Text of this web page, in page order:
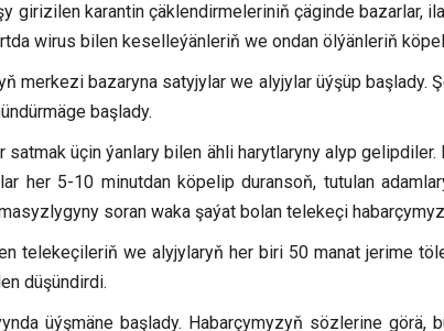
girizilen karantin çäklendirmeleriniň çäginde bazarlar,
wirus bilen keselleýänleriň we ondan ölýänleriň
merkezi bazaryna satyjylar we alyjylar üýşüp
başlady.
satmak üçin ýanlary bilen ähli harytlaryny alyp
her 5-10 minutdan köpelip duransoň, tutulan
soran waka şaýat bolan telekeçi
telekeçileriň we alyjylaryň her biri 50 manat jerime
düşündirdi.
üýşmäne başlady. Habarçymyzyň sözlerine görä,